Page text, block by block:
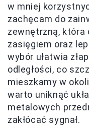
w mniej
zachęcam do
zewnętrzną, która
zasięgiem oraz
wybór ułatwia
odległości, co
mieszkamy w
warto uniknąć
metalowych
zakłócać sygnał.